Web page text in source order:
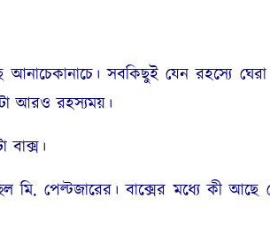
সবকিছুই যেন রহস্যে ঘেরা
আরও রহস্যময়।
বাক্সের মধ্যে কী আছে